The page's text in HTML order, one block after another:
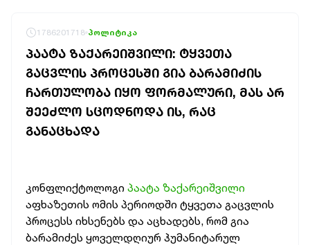
1786201718 პოლიტიკა
ᲞᲐᲐᲢᲐ ᲖᲐᲥᲐᲠᲔᲘᲨᲕᲘᲚᲘ: ᲢᲧᲕᲔᲗᲐ
ᲒᲐᲪᲕᲚᲘᲡ ᲞᲠᲝᲪᲔᲡᲨᲘ ᲒᲘᲐ ᲑᲐᲠᲐᲛᲘᲫᲘᲡ
ᲩᲐᲠᲗᲣᲚᲝᲑᲐ ᲘᲧᲝ ᲤᲝᲠᲛᲐᲚᲣᲠᲘ, ᲛᲐᲡ ᲐᲠ
ᲨᲔᲔᲫᲚᲝ ᲡᲪᲝᲓᲜᲝᲓᲐ ᲘᲡ, ᲠᲐᲪ
ᲒᲐᲜᲐᲪᲮᲐᲓᲐ
კონფლიქტოლოგი პაატა ზაქარეიშვილი
აფხაზეთის ომის პერიოდში ტყვეთა გაცვლის
პროცესს იხსენებს და აცხადებს, რომ გია
ბარამიძეს ყოველდღიურ ჰუმანიტარულ